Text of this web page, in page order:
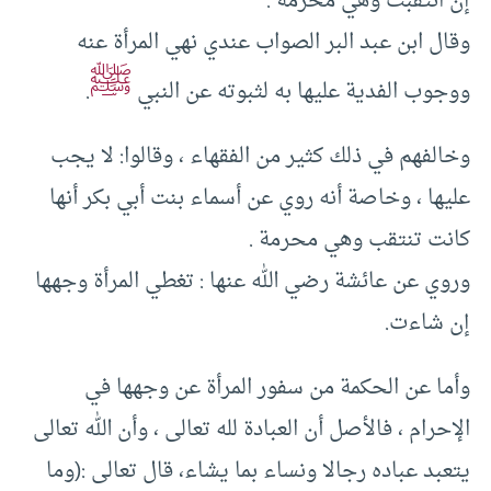
وقال ابن عبد البر الصواب عندي نهي المرأة عنه
ووجوب الفدية عليها به لثبوته عن النبيﷺ.
وخالفهم في ذلك كثير من الفقهاء ، وقالوا: لا يجب
عليها ، وخاصة أنه روي عن أسماء بنت أبي بكر أنها
كانت تنتقب وهي محرمة .
وروي عن عائشة رضي الله عنها : تغطي المرأة وجهها
إن شاءت.
وأما عن الحكمة من سفور المرأة عن وجهها في
الإحرام ، فالأصل أن العبادة لله تعالى ، وأن الله تعالى
يتعبد عباده رجالا ونساء بما يشاء، قال تعالى :(وما